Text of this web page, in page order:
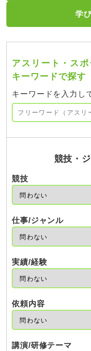
学
アスリート・ス
キーワードで探す
キーワードを入力し
競技・
競技
仕事/ジャンル
実績/経験
依頼内容
講演/研修テーマ